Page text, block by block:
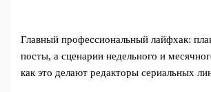
Главный профессиональный лайфхак:
посты, а сценарии недельного и
как это делают редакторы сериальных